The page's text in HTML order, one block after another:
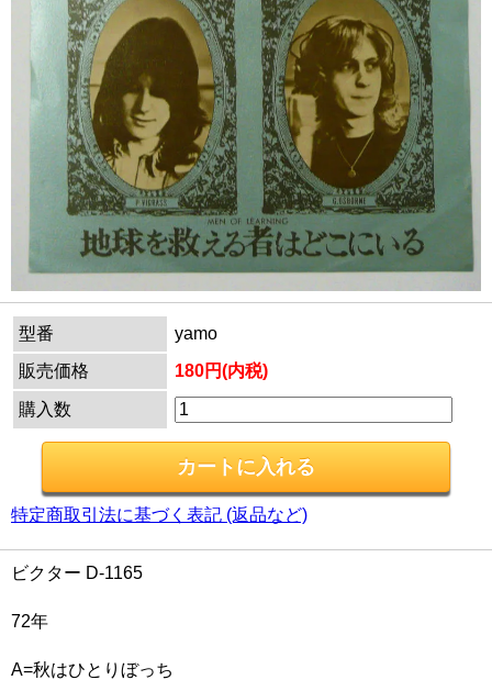
型番
yamo
販売価格
180円(内税)
購入数
特定商取引法に基づく表記 (返品など)
ビクター D-1165
72年
A=秋はひとりぼっち